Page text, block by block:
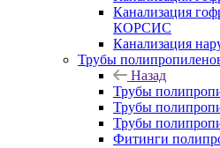
Канализация
КОРСИС
Канализация
Трубы
Назад
Трубы
Трубы
Трубы
Фитинги